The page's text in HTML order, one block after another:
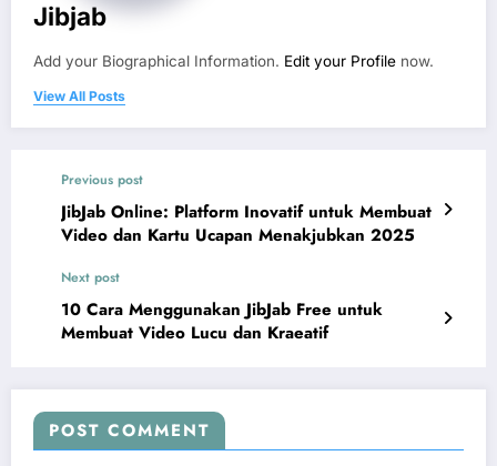
Jibjab
Add your Biographical Information. Edit your Profile now.
View All Posts
Previous post
JibJab Online: Platform Inovatif untuk Membuat
Video dan Kartu Ucapan Menakjubkan 2025
Next post
10 Cara Menggunakan JibJab Free untuk
Membuat Video Lucu dan Kraeatif
POST COMMENT